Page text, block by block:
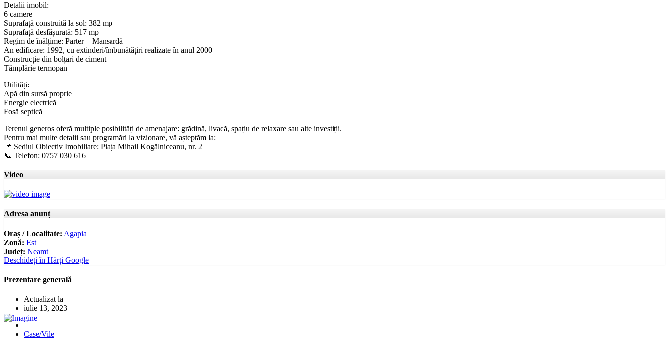
Detalii imobil:
6 camere
Suprafață construită la sol: 382 mp
Suprafață desfășurată: 517 mp
Regim de înălțime: Parter + Mansardă
An edificare: 1992, cu extinderi/îmbunătățiri realizate în anul 2000
Construcție din bolțari de ciment
Tâmplărie termopan
Utilități:
Apă din sursă proprie
Energie electrică
Fosă septică
Terenul generos oferă multiple posibilități de amenajare: grădină, livadă, spațiu de relaxare sau alte investiții.
Pentru mai multe detalii sau programări la vizionare, vă așteptăm la:
📌 Sediul Obiectiv Imobiliare: Piața Mihail Kogălniceanu, nr. 2
📞 Telefon: 0757 030 616
Video
Adresa anunț
Oraș / Localitate: Agapia
Zonă: Est
Județ: Neamt
Deschideți în Hărți Google
Prezentare generală
Actualizat la
iulie 13, 2023
Case/Vile